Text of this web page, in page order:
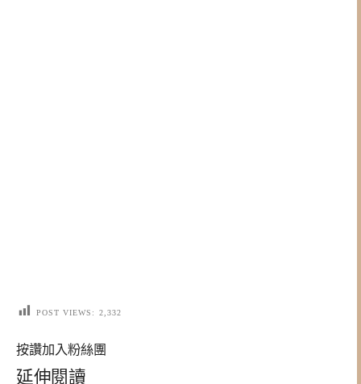
POST VIEWS: 2,332
按讚加入粉絲團
延伸閱讀